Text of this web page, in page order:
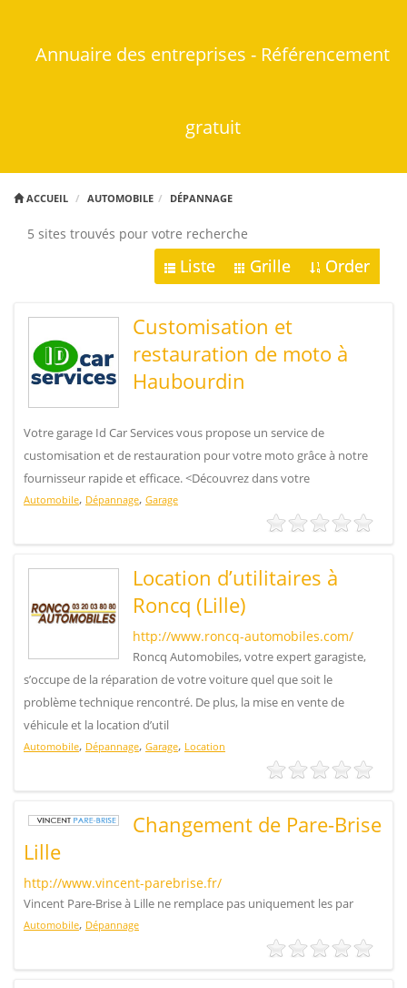
Annuaire des entreprises - Référencement
gratuit
ACCUEIL AUTOMOBILE DÉPANNAGE
5 sites trouvés pour votre recherche
Liste Grille Order
Customisation et
restauration de moto à
Haubourdin
Votre garage Id Car Services vous propose un service de
customisation et de restauration pour votre moto grâce à notre
fournisseur rapide et efficace. <Découvrez dans votre
Automobile, Dépannage, Garage
Location d’utilitaires à
Roncq (Lille)
http://www.roncq-automobiles.com/
Roncq Automobiles, votre expert garagiste,
s’occupe de la réparation de votre voiture quel que soit le
problème technique rencontré. De plus, la mise en vente de
véhicule et la location d’util
Automobile, Dépannage, Garage, Location
Changement de Pare-Brise
Lille
http://www.vincent-parebrise.fr/
Vincent Pare-Brise à Lille ne remplace pas uniquement les par
Automobile, Dépannage